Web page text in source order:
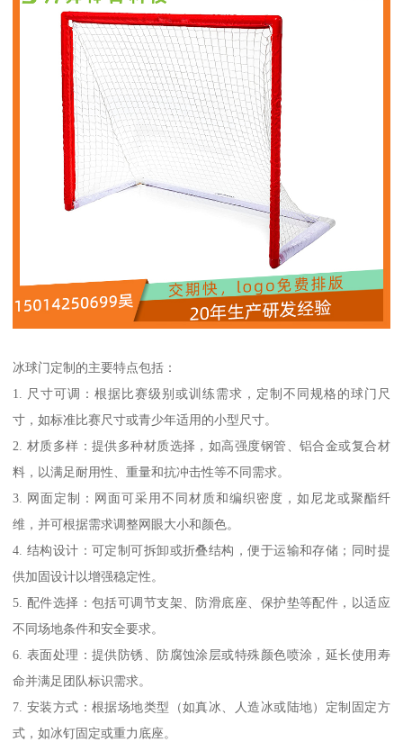
冰球门定制的主要特点包括：
1. 尺寸可调：根据比赛级别或训练需求，定制不同规格的球门尺
寸，如标准比赛尺寸或青少年适用的小型尺寸。
2. 材质多样：提供多种材质选择，如高强度钢管、铝合金或复合材
料，以满足耐用性、重量和抗冲击性等不同需求。
3. 网面定制：网面可采用不同材质和编织密度，如尼龙或聚酯纤
维，并可根据需求调整网眼大小和颜色。
4. 结构设计：可定制可拆卸或折叠结构，便于运输和存储；同时提
供加固设计以增强稳定性。
5. 配件选择：包括可调节支架、防滑底座、保护垫等配件，以适应
不同场地条件和安全要求。
6. 表面处理：提供防锈、防腐蚀涂层或特殊颜色喷涂，延长使用寿
命并满足团队标识需求。
7. 安装方式：根据场地类型（如真冰、人造冰或陆地）定制固定方
式，如冰钉固定或重力底座。